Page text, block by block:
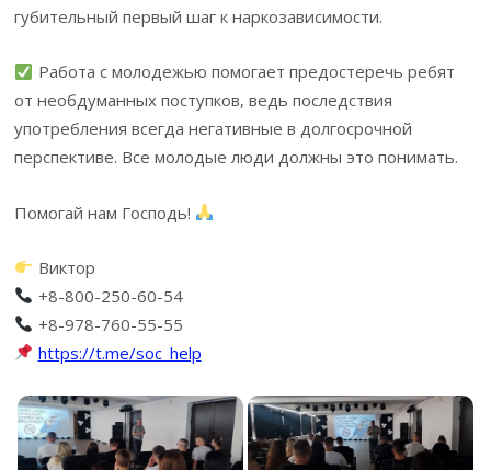
губительный первый шаг к наркозависимости.
Работа с молодежью помогает предостеречь ребят
от необдуманных поступков, ведь последствия
употребления всегда негативные в долгосрочной
перспективе. Все молодые люди должны это понимать.
Помогай нам Господь!
Виктор
+8-800-250-60-54
+8-978-760-55-55
https://t.me/soc_help